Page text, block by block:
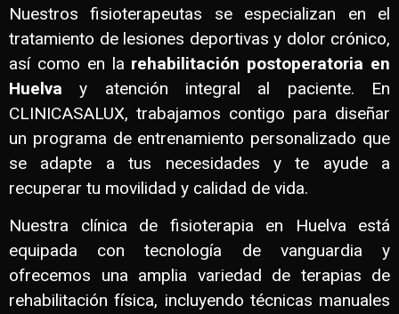
Nuestros fisioterapeutas se especializan en el
tratamiento de lesiones deportivas y dolor crónico,
así como en la rehabilitación postoperatoria en
Huelva y atención integral al paciente. En
CLINICASALUX, trabajamos contigo para diseñar
un programa de entrenamiento personalizado que
se adapte a tus necesidades y te ayude a
recuperar tu movilidad y calidad de vida.
Nuestra clínica de fisioterapia en Huelva está
equipada con tecnología de vanguardia y
ofrecemos una amplia variedad de terapias de
rehabilitación física, incluyendo técnicas manuales